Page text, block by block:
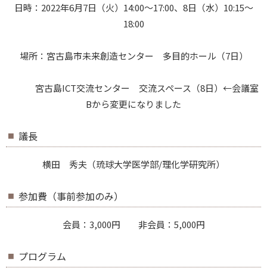
日時：2022年6月7日（火）14:00～17:00、8日（水）10:15～
18:00
場所：宮古島市未来創造センター 多目的ホール（7日）
宮古島ICT交流センター 交流スペース（8日）←会議室
Bから変更になりました
議長
横田 秀夫（琉球大学医学部/理化学研究所）
参加費（事前参加のみ）
会員：3,000円 非会員：5,000円
プログラム